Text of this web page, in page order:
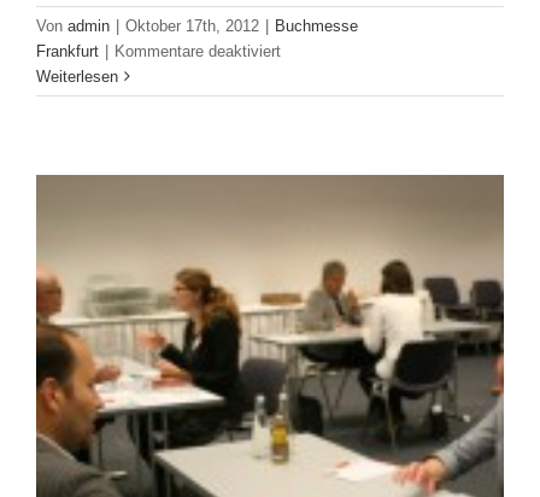
Von admin | Oktober 17th, 2012 | Buchmesse
Frankfurt | Kommentare deaktiviertfür
Herzinfarkt
Gesprächen
Weiterlesen
Buchmesse Frankfurt